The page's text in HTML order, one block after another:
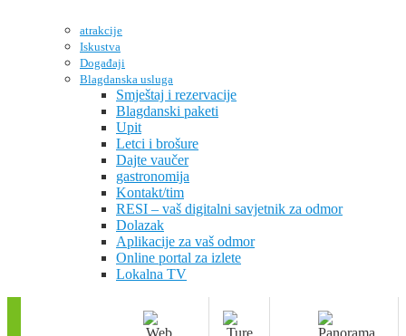
atrakcije
Iskustva
Događaji
Blagdanska usluga
Smještaj i rezervacije
Blagdanski paketi
Upit
Letci i brošure
Dajte vaučer
gastronomija
Kontakt/tim
RESI – vaš digitalni savjetnik za odmor
Dolazak
Aplikacije za vaš odmor
Online portal za izlete
Lokalna TV